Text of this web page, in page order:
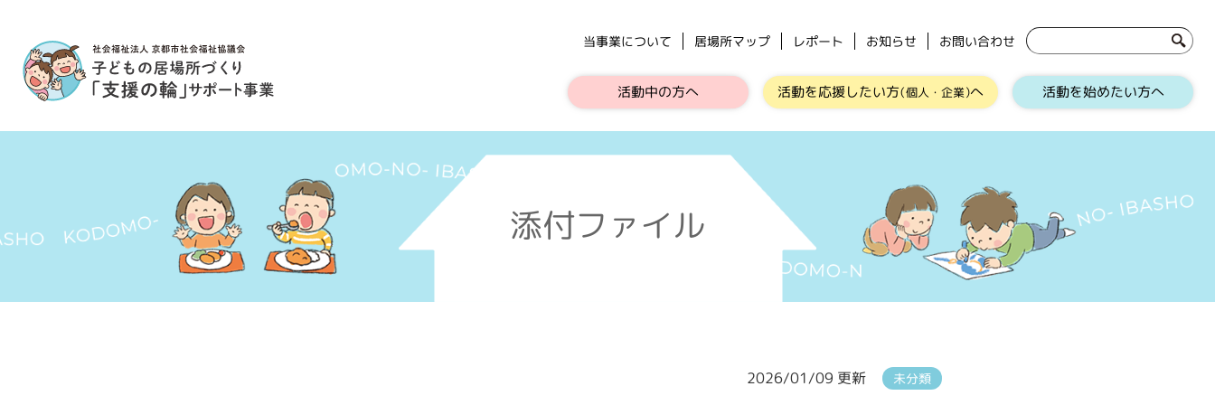
当事業について 居場所マップ レポート お知らせ お問い合わせ
活動中の方へ 活動を応援したい方（個人・企業）へ 活動を始めたい方へ
添付ファイル
2026/01/09 更新 未分類